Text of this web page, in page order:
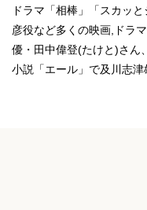
ドラマ「相棒」「スカッ
彦役など多くの映画,ドラ
優・田中偉登(たけと)さん
小説「エール」で及川志津